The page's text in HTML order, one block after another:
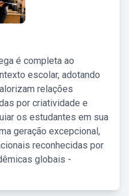
é completa ao
escolar, adotando
relações
por criatividade e
os estudantes em sua
geração excepcional,
reconhecidas por
globais -